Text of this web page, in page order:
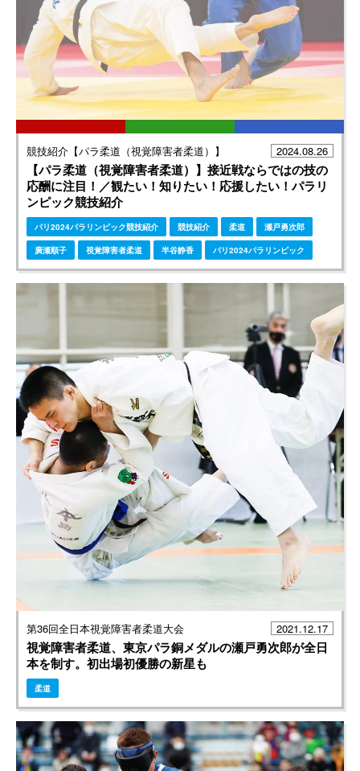
競技紹介【パラ柔道（視覚障害者柔道）】 2024.08.26
【パラ柔道（視覚障害者柔道）】接近戦ならではの技の
応酬に注目！／観たい！知りたい！応援したい！パラリ
ンピック競技紹介
パリ2024パラリンピック競技紹介 競技紹介 柔道 瀬戸勇次郎
廣瀬順子 視覚障害者柔道 半谷静香 パリ2024パラリンピック
第36回全日本視覚障害者柔道大会 2021.12.17
視覚障害者柔道、東京パラ銅メダルの瀬戸勇次郎が全日
本を制す。初出場初優勝の新星も
柔道